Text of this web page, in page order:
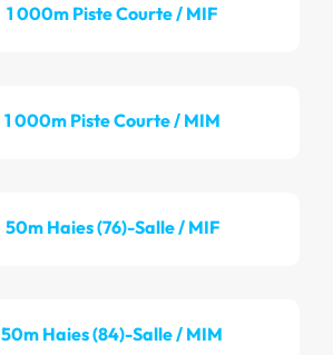
1 000m Piste Courte / MIF
1 000m Piste Courte / MIM
50m Haies (76)-Salle / MIF
50m Haies (84)-Salle / MIM